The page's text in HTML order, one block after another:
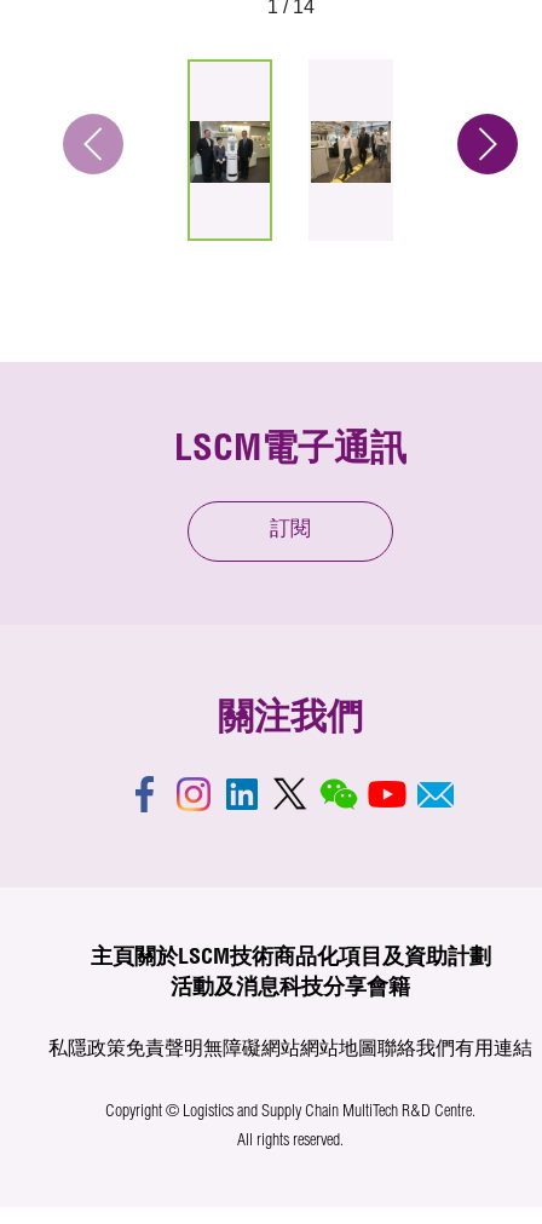
1 / 14
LSCM電子通訊
訂閱
關注我們
主頁 關於LSCM技術商品化項目及資助計劃
活動及消息科技分享會籍
私隱政策免責聲明無障礙網站網站地圖聯絡我們有用連結
Copyright © Logistics and Supply Chain MultiTech R&D Centre.
All rights reserved.